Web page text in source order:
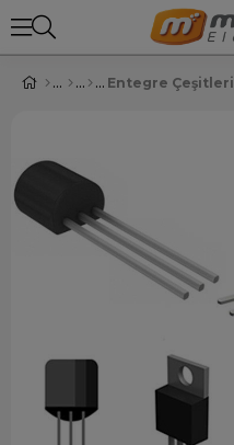
Entegre Çeşitleri